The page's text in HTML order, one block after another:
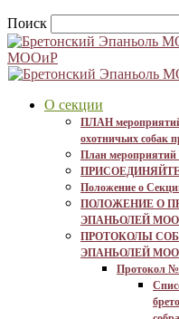
Поиск
МООиР
О секции
ПЛАН мероприятий
охотничьих
План мероприятий
Положение о
ПОЛОЖЕНИЕ О
ЭПАНЬОЛЕЙ
ПРОТОКОЛЫ
ЭПАНЬОЛЕЙ
Протокол